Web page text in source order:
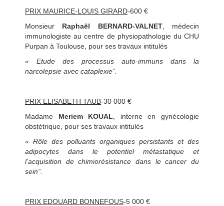
PRIX MAURICE-LOUIS GIRARD-600 €
Monsieur Raphaël BERNARD-VALNET, médecin
immunologiste au centre de physiopathologie du CHU
Purpan à Toulouse, pour ses travaux intitulés
« Etude des processus auto-immuns dans la
narcolepsie avec cataplexie”.
PRIX ELISABETH TAUB-30 000 €
Madame Meriem KOUAL , interne en gynécologie
obstétrique, pour ses travaux intitulés
« Rôle des polluants organiques persistants et des
adipocytes dans le potentiel métastatique et
l’acquisition de chimiorésistance dans le cancer du
sein”.
PRIX EDOUARD BONNEFOUS-5 000 €